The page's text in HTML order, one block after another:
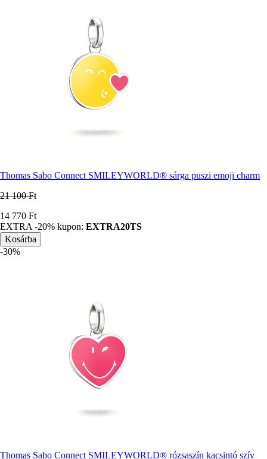
Thomas Sabo Connect SMILEYWORLD® sárga puszi emoji charm
21 100 Ft
Ár
14 770 Ft
EXTRA -20% kupon: EXTRA20TS
-30%
Thomas Sabo Connect SMILEYWORLD® rózsaszín kacsintó szív